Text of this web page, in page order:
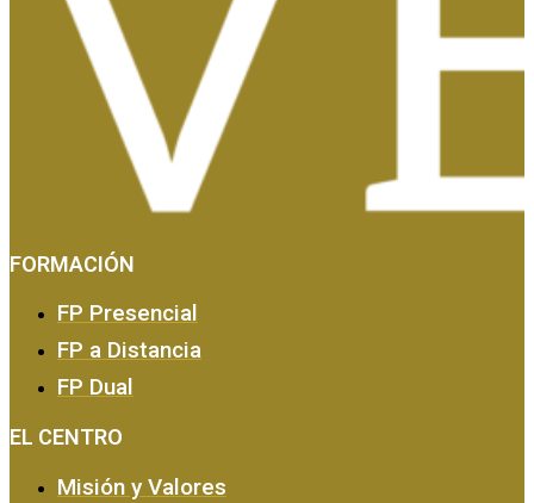
FORMACIÓN
FP Presencial
FP a Distancia
FP Dual
EL CENTRO
Misión y Valores